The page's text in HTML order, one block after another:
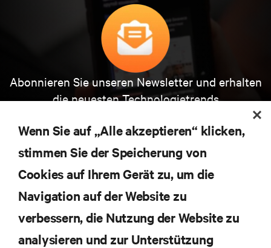
Abonnieren Sie unseren Newsletter und erhalten
die neuesten Technologietrends
Themen der Branche, mit aktuellen Diskussionen
und Einblicken von Experten in das
Rechenzentrums- und Infrastrukturmanagement.
JETZT ANMELDEN
RESSOURCEN
Wenn Sie auf „Alle akzeptieren“ klicken,
stimmen Sie der Speicherung von
Cookies auf Ihrem Gerät zu, um die
Navigation auf der Website zu
verbessern, die Nutzung der Website zu
analysieren und zur Unterstützung